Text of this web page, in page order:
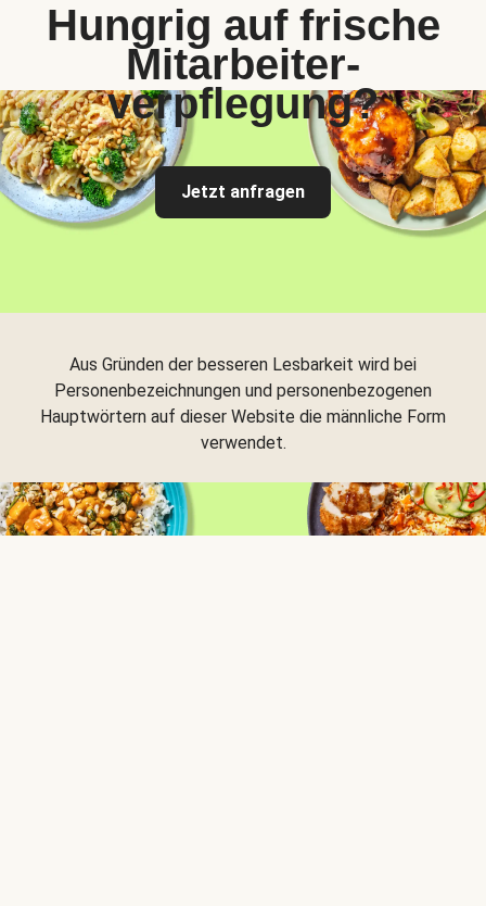
Hungrig auf frische
Mitarbeiter-
verpflegung?
Jetzt anfragen
Aus Gründen der besseren Lesbarkeit wird bei
Personenbezeichnungen und personenbezogenen
Hauptwörtern auf dieser Website die männliche Form
verwendet.